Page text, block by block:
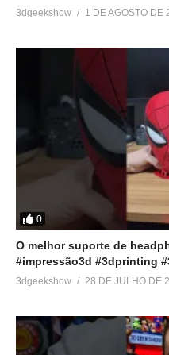
3dgeekshow 1 DE AGOSTO DE
0
O melhor suporte de
#impressão3d #3dprinting
3dgeekshow 28 DE JULHO DE